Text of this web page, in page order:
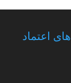
اعتماد